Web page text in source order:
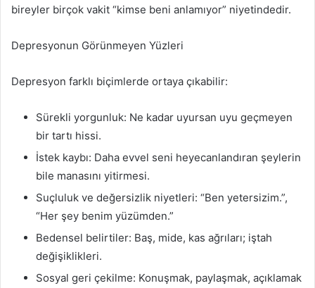
bireyler birçok vakit “kimse beni anlamıyor” niyetindedir.
Depresyonun Görünmeyen Yüzleri
Depresyon farklı biçimlerde ortaya çıkabilir:
Sürekli yorgunluk: Ne kadar uyursan uyu geçmeyen
bir tartı hissi.
İstek kaybı: Daha evvel seni heyecanlandıran şeylerin
bile manasını yitirmesi.
Suçluluk ve değersizlik niyetleri: “Ben yetersizim.”,
“Her şey benim yüzümden.”
Bedensel belirtiler: Baş, mide, kas ağrıları; iştah
değişiklikleri.
Sosyal geri çekilme: Konuşmak, paylaşmak, açıklamak